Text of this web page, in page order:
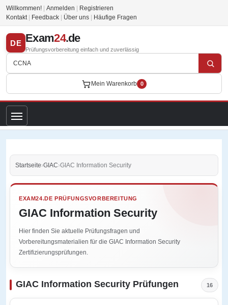
Willkommen! Anmelden
Registrieren
Kontakt
Feedback Über uns Häufige Fragen
DE Exam24.de
Prüfungsvorbereitung einfach und zuverlässig
Mein Warenkorb 0
Startseite›GIAC›GIAC Information Security
EXAM24.DE PRÜFUNGSVORBEREITUNG
GIAC Information Security
Hier finden Sie aktuelle Prüfungsfragen und
Vorbereitungsmaterialien für die GIAC Information Security
Zertifizierungsprüfungen.
GIAC Information Security Prüfungen 16